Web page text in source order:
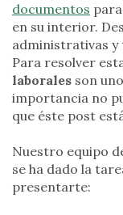
documentos
en su interior.
administrativas y
Para resolver
laborales son
importancia no
que éste post
Nuestro equipo
se ha dado la
presentarte: